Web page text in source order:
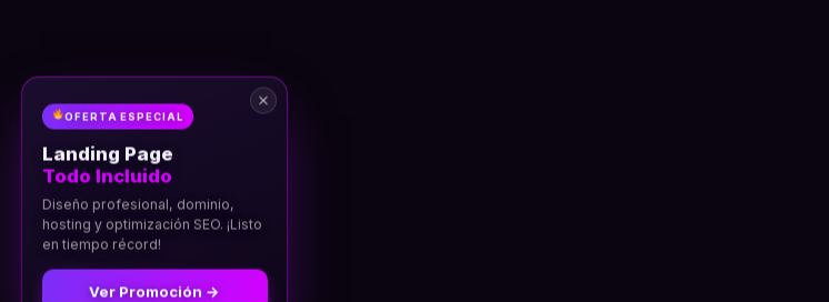
OFERTA ESPECIAL
Landing Page
Todo Incluido
Diseño profesional, dominio,
hosting y optimización SEO. ¡Listo
en tiempo récord!
Ver Promoción →